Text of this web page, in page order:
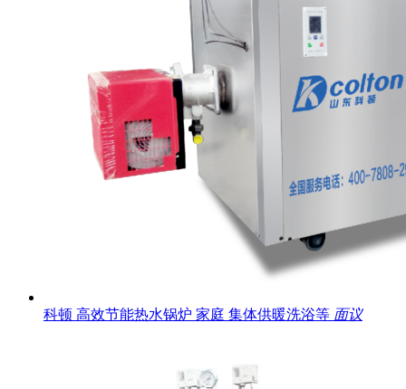
科顿 高效节能热水锅炉 家庭 集体供暖洗浴等 面议